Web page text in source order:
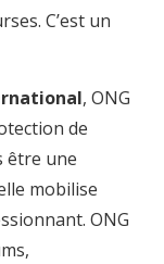
C’est un
, ONG
de
être une
mobilise
ONG